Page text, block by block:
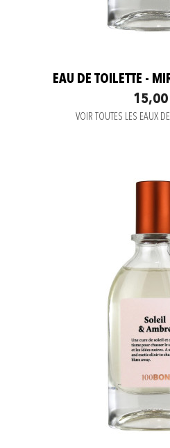
EAU DE TOILETTE -
15,00
VOIR TOUTES LES EAUX